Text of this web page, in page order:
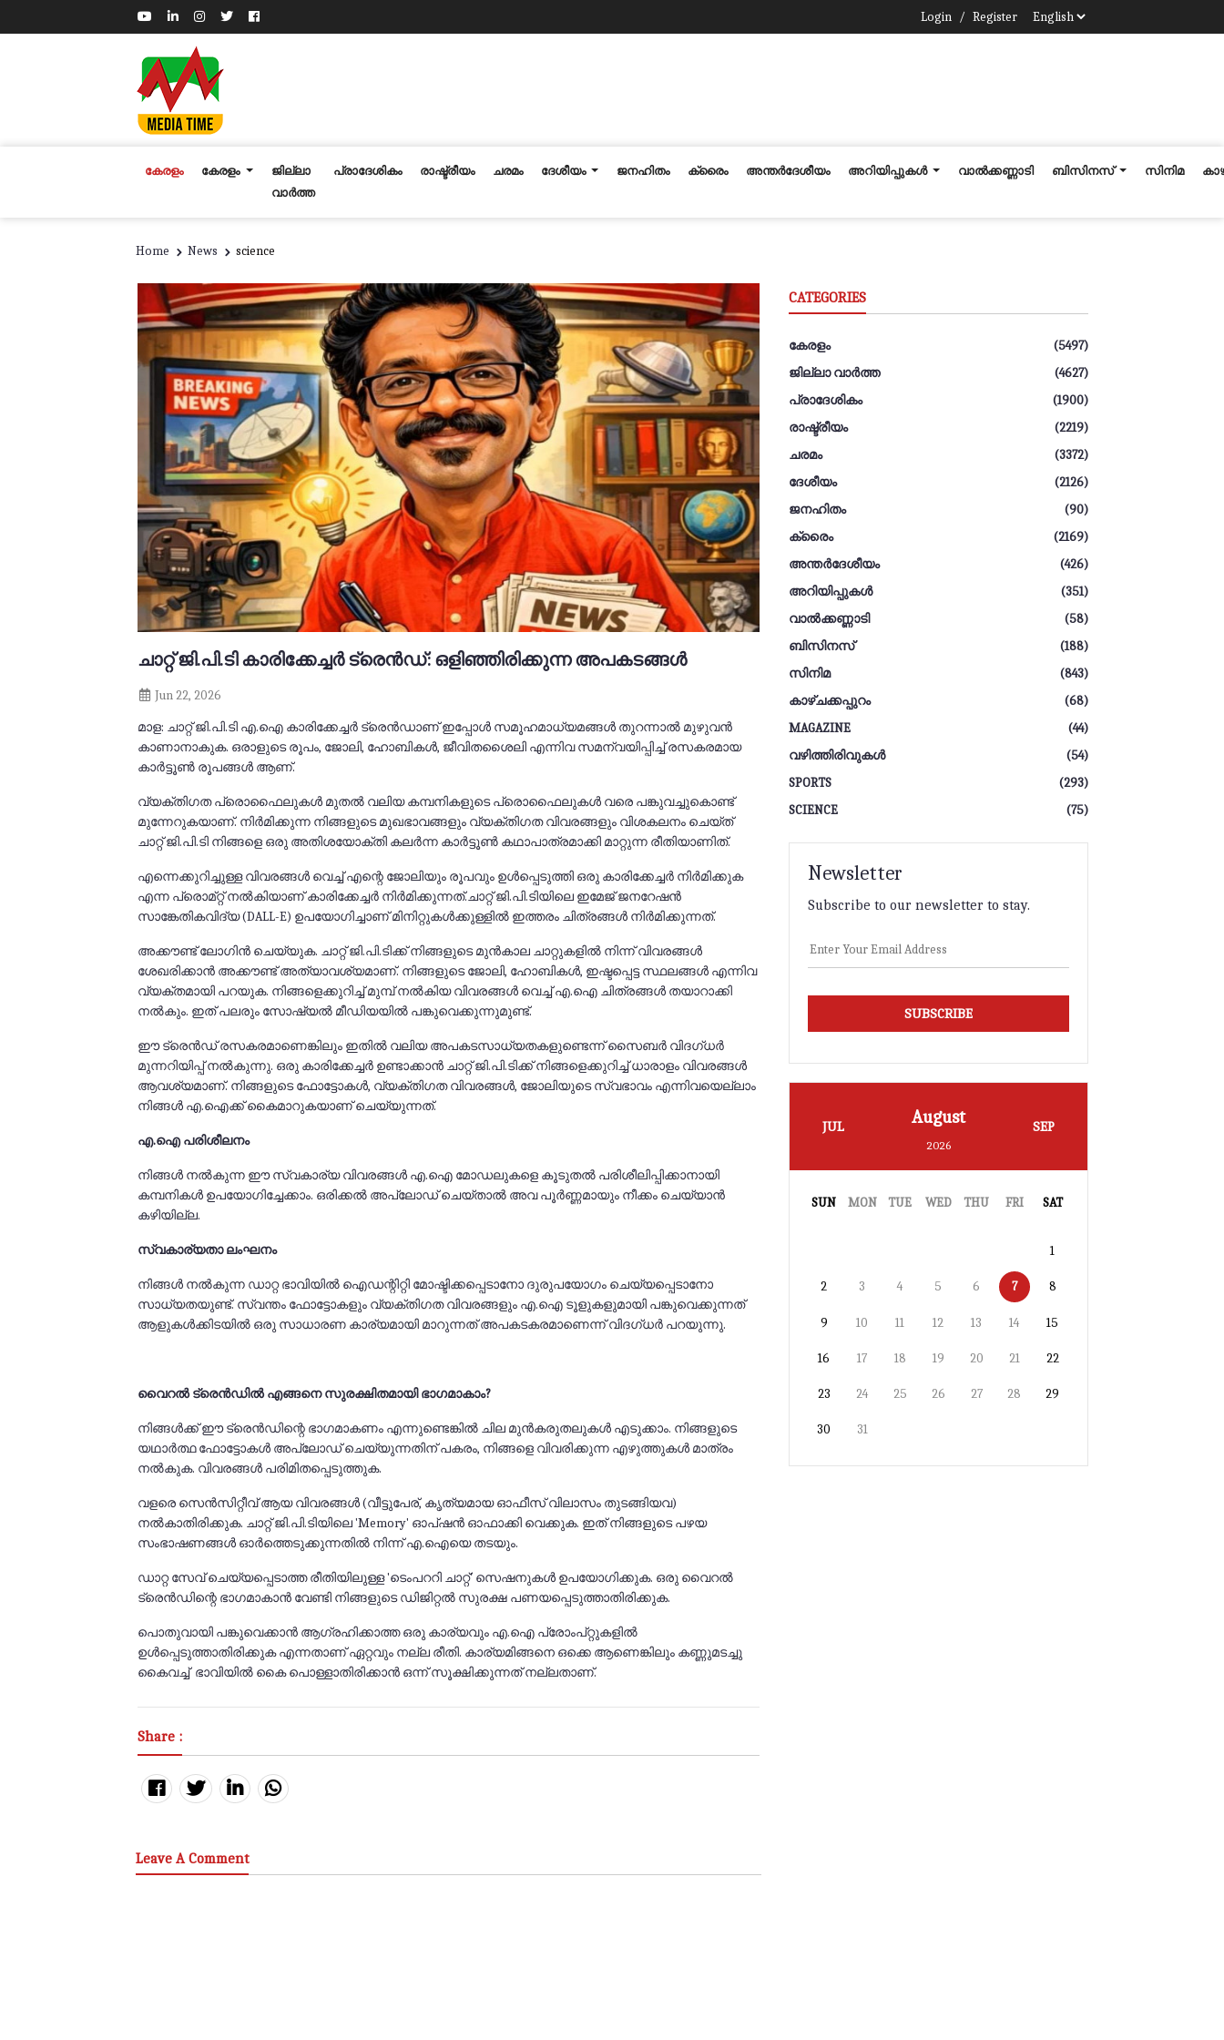
Login / Register
കേരളം കേരളം
ജില്ലാ
വാർത്ത
പ്രാദേശികം രാഷ്ട്രീയം ചരമം ദേശീയം ജനഹിതം ക്രൈം അന്തര്‍ദേശീയം അറിയിപ്പുകൾ വാല്‍ക്കണ്ണാടി ബിസിനസ് സിനിമ
Home News science
ചാറ്റ് ജി.പി.ടി കാരിക്കേച്ചർ ട്രെൻഡ്: ഒളിഞ്ഞിരിക്കുന്ന അപകടങ്ങൾ
Jun 22, 2026
മാള: ചാറ്റ് ജി.പി.ടി എ.ഐ കാരിക്കേച്ചർ ട്രെൻഡാണ് ഇപ്പോൾ സമൂഹമാധ്യമങ്ങൾ തുറന്നാൽ മുഴുവൻ
കാണാനാകുക. ഒരാളുടെ രൂപം, ജോലി, ഹോബികൾ, ജീവിതശൈലി എന്നിവ സമന്വയിപ്പിച്ച് രസകരമായ
കാർട്ടൂൺ രൂപങ്ങൾ ആണ്.
വ്യക്തിഗത പ്രൊഫൈലുകൾ മുതൽ വലിയ കമ്പനികളുടെ പ്രൊഫൈലുകൾ വരെ പങ്കുവച്ചുകൊണ്ട്
മുന്നേറുകയാണ്. നിർമിക്കുന്ന നിങ്ങളുടെ മുഖഭാവങ്ങളും വ്യക്തിഗത വിവരങ്ങളും വിശകലനം ചെയ്ത്
ചാറ്റ് ജി.പി.ടി നിങ്ങളെ ഒരു അതിശയോക്തി കലർന്ന കാർട്ടൂൺ കഥാപാത്രമാക്കി മാറ്റുന്ന രീതിയാണിത്.‌
എന്നെക്കുറിച്ചുള്ള വിവരങ്ങൾ വെച്ച് എന്റെ ജോലിയും രൂപവും ഉൾപ്പെടുത്തി ഒരു കാരിക്കേച്ചർ നിർമിക്കുക
എന്ന പ്രൊമ്റ്റ് നൽകിയാണ് കാരിക്കേച്ചർ നിർമിക്കുന്നത്.ചാറ്റ് ജി.പി.ടിയിലെ ഇമേജ് ജനറേഷൻ
സാങ്കേതികവിദ്യ (DALL-E) ഉപയോഗിച്ചാണ് മിനിറ്റുകൾക്കുള്ളിൽ ഇത്തരം ചിത്രങ്ങൾ നിർമിക്കുന്നത്.
അക്കൗണ്ട് ലോഗിൻ ചെയ്യുക. ചാറ്റ് ജി.പി.ടിക്ക് നിങ്ങളുടെ മുൻകാല ചാറ്റുകളിൽ നിന്ന് വിവരങ്ങൾ
ശേഖരിക്കാൻ അക്കൗണ്ട് അത്യാവശ്യമാണ്. നിങ്ങളുടെ ജോലി, ഹോബികൾ, ഇഷ്ടപ്പെട്ട സ്ഥലങ്ങൾ എന്നിവ
വ്യക്തമായി പറയുക. നിങ്ങളെക്കുറിച്ച് മുമ്പ് നൽകിയ വിവരങ്ങൾ വെച്ച് എ.ഐ ചിത്രങ്ങൾ തയാറാക്കി
നൽകും. ഇത് പലരും സോഷ്യൽ മീഡിയയിൽ പങ്കുവെക്കുന്നുമുണ്ട്.
ഈ ട്രെൻഡ് രസകരമാണെങ്കിലും ഇതിൽ വലിയ അപകടസാധ്യതകളുണ്ടെന്ന് സൈബർ വിദഗ്ധർ
മുന്നറിയിപ്പ് നൽകുന്നു. ഒരു കാരിക്കേച്ചർ ഉണ്ടാക്കാൻ ചാറ്റ് ജി.പി.ടിക്ക് നിങ്ങളെക്കുറിച്ച് ധാരാളം വിവരങ്ങൾ
ആവശ്യമാണ്. നിങ്ങളുടെ ഫോട്ടോകൾ, വ്യക്തിഗത വിവരങ്ങൾ, ജോലിയുടെ സ്വഭാവം എന്നിവയെല്ലാം
നിങ്ങൾ എ.ഐക്ക് കൈമാറുകയാണ് ചെയ്യുന്നത്.
എ.ഐ പരിശീലനം
നിങ്ങൾ നൽകുന്ന ഈ സ്വകാര്യ വിവരങ്ങൾ എ.ഐ മോഡലുകളെ കൂടുതൽ പരിശീലിപ്പിക്കാനായി
കമ്പനികൾ ഉപയോഗിച്ചേക്കാം. ഒരിക്കൽ അപ്‌ലോഡ് ചെയ്താൽ അവ പൂർണ്ണമായും നീക്കം ചെയ്യാൻ
കഴിയില്ല.
സ്വകാര്യതാ ലംഘനം
നിങ്ങൾ നൽകുന്ന ഡാറ്റ ഭാവിയിൽ ഐഡന്റിറ്റി മോഷ്ടിക്കപ്പെടാനോ ദുരുപയോഗം ചെയ്യപ്പെടാനോ
സാധ്യതയുണ്ട്. സ്വന്തം ഫോട്ടോകളും വ്യക്തിഗത വിവരങ്ങളും എ.ഐ ടൂളുകളുമായി പങ്കുവെക്കുന്നത്
ആളുകൾക്കിടയിൽ ഒരു സാധാരണ കാര്യമായി മാറുന്നത് അപകടകരമാണെന്ന് വിദഗ്ധർ പറയുന്നു.
വൈറൽ ട്രെൻഡിൽ എങ്ങനെ സുരക്ഷിതമായി ഭാഗമാകാം?
നിങ്ങൾക്ക് ഈ ട്രെൻഡിന്റെ ഭാഗമാകണം എന്നുണ്ടെങ്കിൽ ചില മുൻകരുതലുകൾ എടുക്കാം. നിങ്ങളുടെ
യഥാർത്ഥ ഫോട്ടോകൾ അപ്‌ലോഡ് ചെയ്യുന്നതിന് പകരം, നിങ്ങളെ വിവരിക്കുന്ന എഴുത്തുകൾ മാത്രം
നൽകുക. വിവരങ്ങൾ പരിമിതപ്പെടുത്തുക.
വളരെ സെൻസിറ്റീവ് ആയ വിവരങ്ങൾ (വീട്ടുപേര്, കൃത്യമായ ഓഫീസ് വിലാസം തുടങ്ങിയവ)
നൽകാതിരിക്കുക. ചാറ്റ് ജി.പി.ടിയിലെ 'Memory' ഓപ്ഷൻ ഓഫാക്കി വെക്കുക. ഇത് നിങ്ങളുടെ പഴയ
സംഭാഷണങ്ങൾ ഓർത്തെടുക്കുന്നതിൽ നിന്ന് എ.ഐയെ തടയും.
ഡാറ്റ സേവ് ചെയ്യപ്പെടാത്ത രീതിയിലുള്ള 'ടെംപററി ചാറ്റ്' സെഷനുകൾ ഉപയോഗിക്കുക. ഒരു വൈറൽ
ട്രെൻഡിന്റെ ഭാഗമാകാൻ വേണ്ടി നിങ്ങളുടെ ഡിജിറ്റൽ സുരക്ഷ പണയപ്പെടുത്താതിരിക്കുക.
പൊതുവായി പങ്കുവെക്കാൻ ആഗ്രഹിക്കാത്ത ഒരു കാര്യവും എ.ഐ പ്രോംപ്റ്റുകളിൽ
ഉൾപ്പെടുത്താതിരിക്കുക എന്നതാണ് ഏറ്റവും നല്ല രീതി. കാര്യമിങ്ങനെ ഒക്കെ ആണെങ്കിലും കണ്ണുമടച്ചു
കൈവച്ച് ഭാവിയിൽ കൈ പൊള്ളാതിരിക്കാൻ ഒന്ന് സൂക്ഷിക്കുന്നത് നല്ലതാണ്.
Share :
Leave A Comment
CATEGORIES
കേരളം
(5497)
ജില്ലാ വാർത്ത
(4627)
പ്രാദേശികം
(1900)
രാഷ്ട്രീയം
(2219)
ചരമം
(3372)
ദേശീയം
(2126)
ജനഹിതം
(90)
ക്രൈം
(2169)
അന്തര്‍ദേശീയം
(426)
അറിയിപ്പുകൾ
(351)
വാല്‍ക്കണ്ണാടി
(58)
ബിസിനസ്
(188)
സിനിമ
(843)
കാഴ്ചക്കപ്പുറം
(68)
MAGAZINE
(44)
വഴിത്തിരിവുകള്‍
(54)
SPORTS
(293)
SCIENCE
(75)
Newsletter
Subscribe to our newsletter to stay.
SUBSCRIBE
JUL August
2026
SEP
SUN MON TUE WED THU FRI SAT
1
2 3 4 5 6 7 8
9 10 11 12 13 14 15
16 17 18 19 20 21 22
23 24 25 26 27 28 29
30 31